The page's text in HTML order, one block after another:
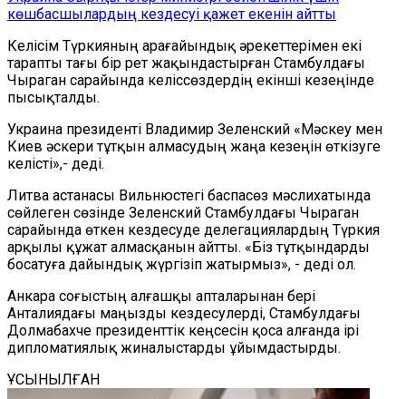
көшбасшылардың кездесуі қажет екенін айтты
Келісім Түркияның арағайындық әрекеттерімен екі
тарапты тағы бір рет жақындастырған Стамбулдағы
Чыраган сарайында келіссөздердің екінші кезеңінде
пысықталды.
Украина президенті Владимир Зеленский «Мәскеу мен
Киев әскери тұтқын алмасудың жаңа кезеңін өткізуге
келісті»,- деді.
Литва астанасы Вильнюстегі баспасөз мәслихатында
сөйлеген сөзінде Зеленский Стамбулдағы Чыраган
сарайында өткен кездесуде делегациялардың Түркия
арқылы құжат алмасқанын айтты. «Біз тұтқындарды
босатуға дайындық жүргізіп жатырмыз», - деді ол.
Анкара соғыстың алғашқы апталарынан бері
Анталиядағы маңызды кездесулерді, Стамбулдағы
Долмабахче президенттік кеңсесін қоса алғанда ірі
дипломатиялық жиналыстарды ұйымдастырды.
ҰСЫНЫЛҒАН